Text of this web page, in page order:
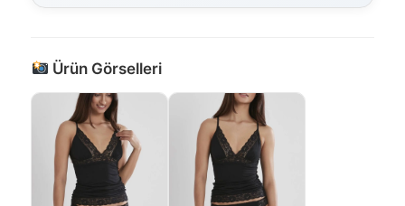
Ürün Görselleri